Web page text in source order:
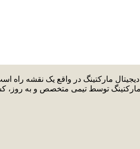
دیجیتال مارکتینگ در واقع یک نقشه
توسط تیمی متخصص و به روز،